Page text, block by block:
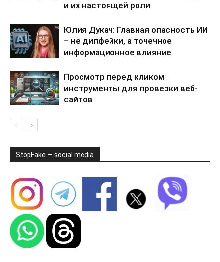
и их настоящей роли
Юлия Дукач: Главная опасность ИИ
– не дипфейки, а точечное
информационное влияние
Просмотр перед кликом:
инструменты для проверки веб-
сайтов
StopFake — social media